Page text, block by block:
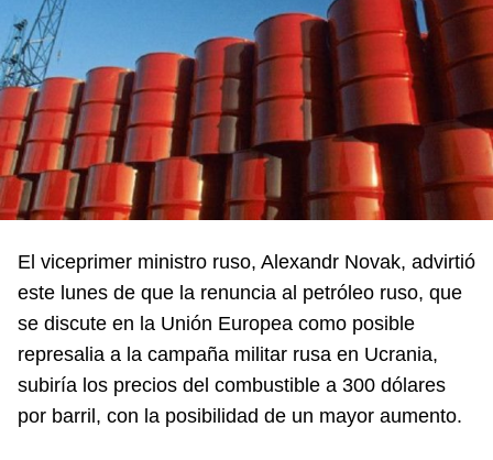
El viceprimer ministro ruso, Alexandr Novak, advirtió
este lunes de que la renuncia al petróleo ruso, que
se discute en la Unión Europea como posible
represalia a la campaña militar rusa en Ucrania,
subiría los precios del combustible a 300 dólares
por barril, con la posibilidad de un mayor aumento.